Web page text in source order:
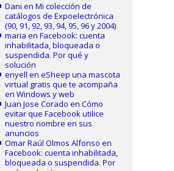
Dani enMi colección de
catálogos de Expoelectrónica
(90, 91, 92, 93, 94, 95, 96 y 2004)
maria enFacebook: cuenta
inhabilitada, bloqueada o
suspendida. Por qué y
solución
enyell eneSheep una mascota
virtual gratis que te acompaña
en Windows y web
Juan Jose Corado enCómo
evitar que Facebook utilice
nuestro nombre en sus
anuncios
Omar Raúl Olmos Alfonso en
Facebook: cuenta inhabilitada,
bloqueada o suspendida. Por